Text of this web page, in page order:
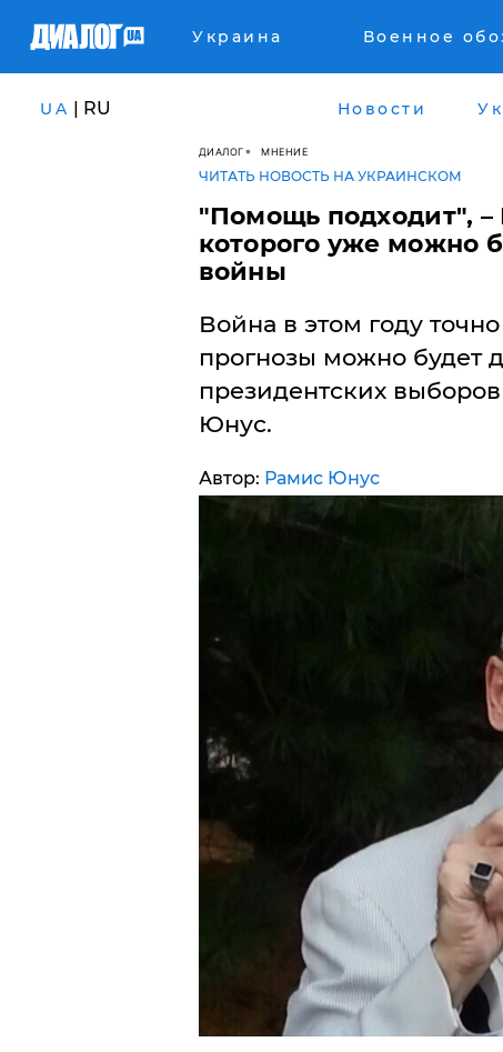
Украина Военное
UA | RU Новости
ДИАЛОГ МНЕНИЕ
ЧИТАТЬ НОВОСТЬ НА УКРАИНСКОМ
"Помощь подходит",
которого уже можно
войны
Война в этом году
прогнозы можно будет
президентских
Юнус.
Автор: Рамис Юнус